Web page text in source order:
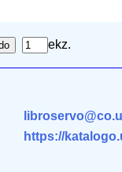
ekz.
https://